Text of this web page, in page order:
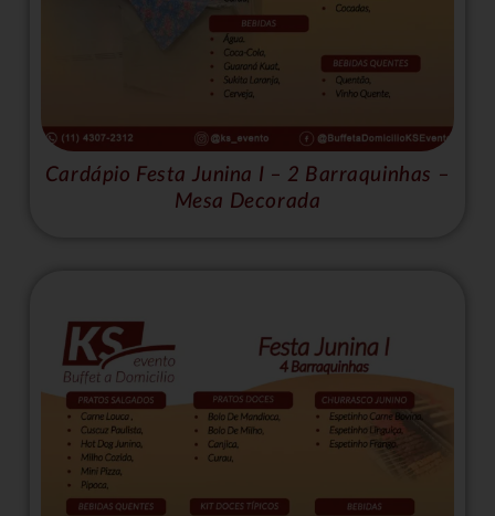
Cardápio Festa Junina I – 2 Barraquinhas –
Mesa Decorada